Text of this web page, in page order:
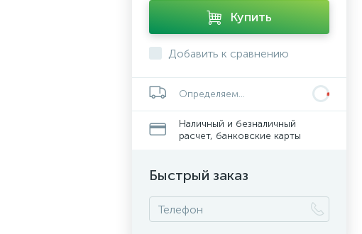
Купить
Добавить к сравнению
Определяем...
Наличный и безналичный
расчет, банковские карты
Быстрый заказ